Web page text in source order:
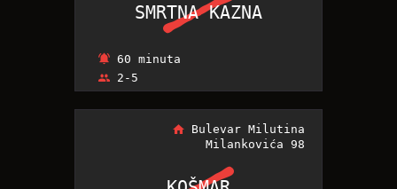
SMRTNA KAZNA
SMRTNA KAZNA
60 minuta
2-5
Bulevar Milutina
Milankovića 98